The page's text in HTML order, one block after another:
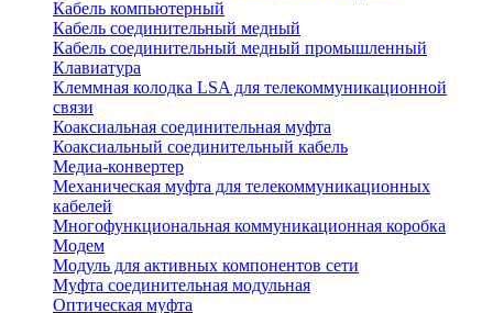
Кабель компьютерный
Кабель соединительный медный
Кабель соединительный медный промышленный
Клавиатура
Клеммная колодка LSA для телекоммуникационной
связи
Коаксиальная соединительная муфта
Коаксиальный соединительный кабель
Медиа-конвертер
Механическая муфта для телекоммуникационных
кабелей
Многофункциональная коммуникационная коробка
Модем
Модуль для активных компонентов сети
Муфта соединительная модульная
Оптическая муфта